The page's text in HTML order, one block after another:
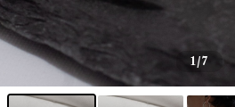
1/7